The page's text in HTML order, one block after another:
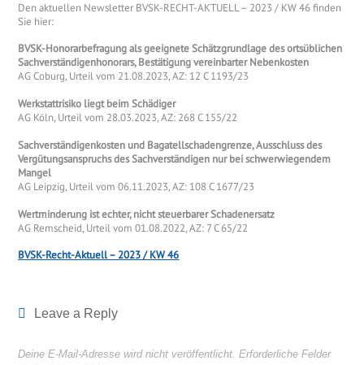
Den aktuellen Newsletter BVSK-RECHT-AKTUELL – 2023 / KW 46 finden
Sie hier:
BVSK-Honorarbefragung als geeignete Schätzgrundlage des ortsüblichen
Sachverständigenhonorars, Bestätigung vereinbarter Nebenkosten
AG Coburg, Urteil vom 21.08.2023, AZ: 12 C 1193/23
Werkstattrisiko liegt beim Schädiger
AG Köln, Urteil vom 28.03.2023, AZ: 268 C 155/22
Sachverständigenkosten und Bagatellschadengrenze, Ausschluss des
Vergütungsanspruchs des Sachverständigen nur bei schwerwiegendem
Mangel
AG Leipzig, Urteil vom 06.11.2023, AZ: 108 C 1677/23
Wertminderung ist echter, nicht steuerbarer Schadenersatz
AG Remscheid, Urteil vom 01.08.2022, AZ: 7 C 65/22
BVSK-Recht-Aktuell – 2023 / KW 46
Leave a Reply
Deine E-Mail-Adresse wird nicht veröffentlicht. Erforderliche Felder